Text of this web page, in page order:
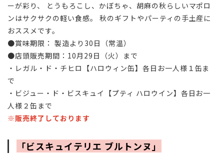
ーが彩り、 とうもろこし、かぼちゃ、胡麻の秋らしいマポロ
ンはサクサクの軽い食感。 秋のギフトやパーティの手土産に
おススメです。
●賞味期限： 製造より 30 日（常温）
●店頭販売期間： 10月29日（火）
まで
・レガル・ド・チヒロ【ハロウィン缶】各日お一人様１缶ま
で
・ビジュー・ド・ビスキュイ【プティ ハロウイン】各日お一
人様２缶まで
※販売終了しております
「ビスキュイテリエ ブルトンヌ」